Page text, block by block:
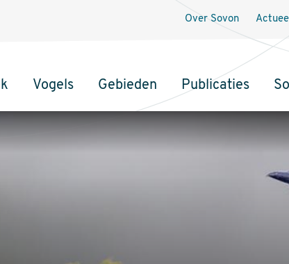
Vogels Gebieden Publicaties
Over Sovon